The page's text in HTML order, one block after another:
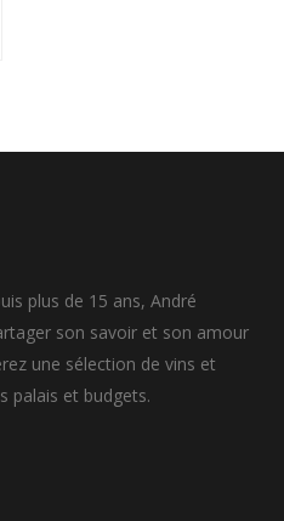
plus de 15 ans, André
son savoir et son amour
une sélection de vins et
palais et budgets.